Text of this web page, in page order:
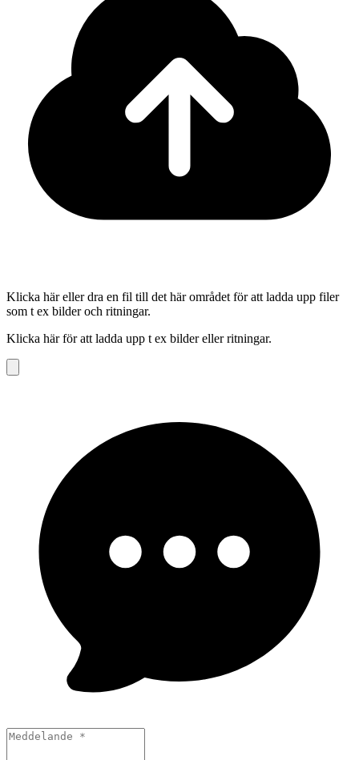
Klicka här eller dra en fil till det här området för att ladda upp filer
som t ex bilder och ritningar.
Klicka här för att ladda upp t ex bilder eller ritningar.